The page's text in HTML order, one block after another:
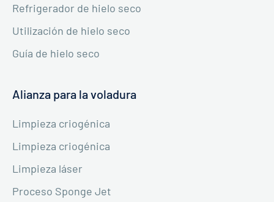
Refrigerador de hielo seco
Utilización de hielo seco
Guía de hielo seco
Alianza para la voladura
Limpieza criogénica
Limpieza criogénica
Limpieza láser
Proceso Sponge Jet